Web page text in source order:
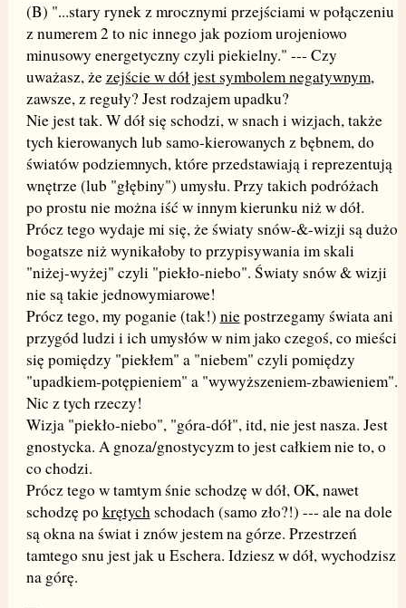
(B) "...stary rynek z mrocznymi przejściami w połączeniu
z numerem 2 to nic innego jak poziom urojeniowo
minusowy energetyczny czyli piekielny." --- Czy
uważasz, żezejście w dół jest symbolem negatywnym,
zawsze, z reguły? Jest rodzajem upadku?
Nie jest tak. W dół się schodzi, w snach i wizjach, także
tych kierowanych lub samo-kierowanych z bębnem, do
światów podziemnych, które przedstawiają i reprezentują
wnętrze (lub "głębiny") umysłu. Przy takich podróżach
po prostu nie można iść w innym kierunku niż w dół.
Prócz tego wydaje mi się, że światy snów-&-wizji są dużo
bogatsze niż wynikałoby to przypisywania im skali
"niżej-wyżej" czyli "piekło-niebo". Światy snów & wizji
nie są takie jednowymiarowe!
Prócz tego, my poganie (tak!) niepostrzegamy świata ani
przygód ludzi i ich umysłów w nim jako czegoś, co mieści
się pomiędzy "piekłem" a "niebem" czyli pomiędzy
"upadkiem-potępieniem" a "wywyższeniem-zbawieniem".
Nic z tych rzeczy!
Wizja "piekło-niebo", "góra-dół", itd, nie jest nasza. Jest
gnostycka. A gnoza/gnostycyzm to jest całkiem nie to, o
co chodzi.
Prócz tego w tamtym śnie schodzę w dół, OK, nawet
schodzę po krętychschodach (samo zło?!) --- ale na dole
są okna na świat i znów jestem na górze. Przestrzeń
tamtego snu jest jak u Eschera. Idziesz w dół, wychodzisz
na górę.